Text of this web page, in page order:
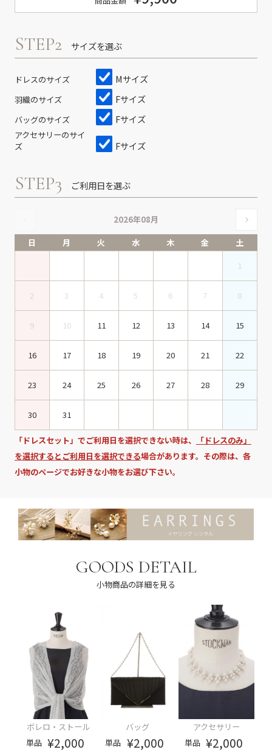
STEP2 サイズを選ぶ
ドレスのサイズ Mサイズ
羽織のサイズ Fサイズ
バッグのサイズ Fサイズ
アクセサリーのサイ
ズ
Fサイズ
STEP3 ご利用日を選ぶ
2026年08月
日
月 火 水 木 金
土
1
2 3 4 5 6 7 8
9 10 11 12 13 14 15
16 17 18 19 20 21 22
23 24 25 26 27 28 29
30 31
「ドレスセット」でご利用日を選択できない時は、
「ドレスのみ」
を選択するとご利用日を選択できる場合があります。その際は、各
小物のページでお好きな小物をお選び下さい。
GOODS DETAIL
小物商品の詳細を見る
ボレロ・ストール
単品 ¥2,000
バッグ
単品 ¥2,000
アクセサリー
単品 ¥2,000